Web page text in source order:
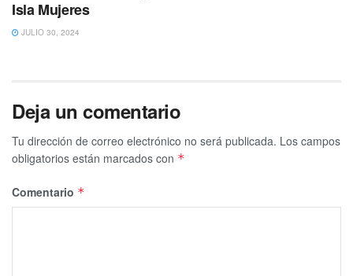
Isla Mujeres
JULIO 30, 2024
Deja un comentario
Tu dirección de correo electrónico no será publicada. Los campos
obligatorios están marcados con *
Comentario *